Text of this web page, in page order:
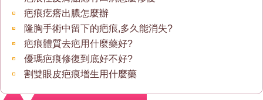
疤痕疙瘩出膿怎麼辦
隆胸手術中留下的疤痕,多久能消失?
疤痕體質去疤用什麼藥好?
優瑪疤痕修復到底好不好?
割雙眼皮疤痕增生用什麼藥